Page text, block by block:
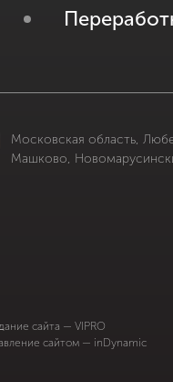
Московская область,
Машково,
сайта — VIPRO
сайтом — inDynamic